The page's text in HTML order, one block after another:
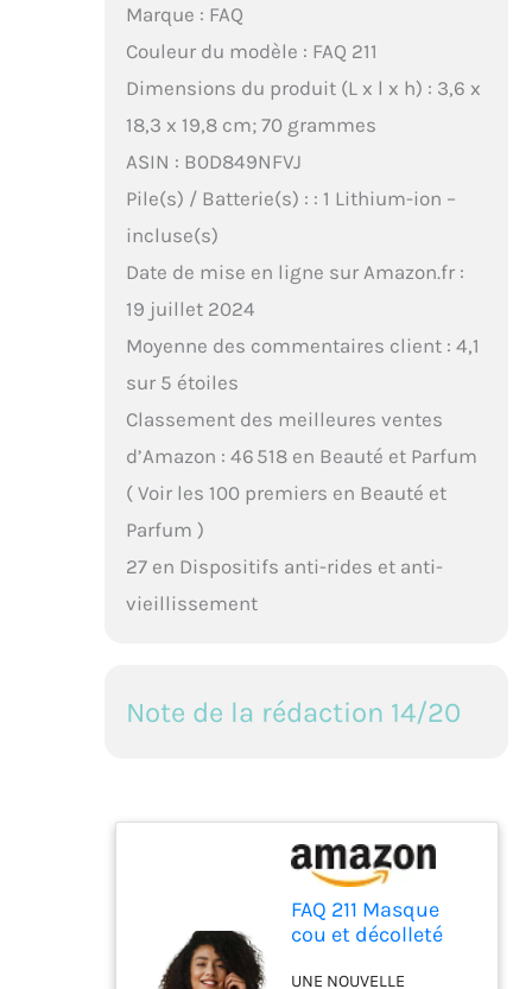
Marque : FAQ
Couleur du modèle : FAQ 211
Dimensions du produit (L x l x h) : 3,6 x
18,3 x 19,8 cm; 70 grammes
ASIN : B0D849NFVJ
Pile(s) / Batterie(s) : : 1 Lithium-ion –
incluse(s)
Date de mise en ligne sur Amazon.fr :
19 juillet 2024
Moyenne des commentaires client : 4,1
sur 5 étoiles
Classement des meilleures ventes
d’Amazon : 46 518 en Beauté et Parfum
( Voir les 100 premiers en Beauté et
Parfum )
27 en Dispositifs anti-rides et anti-
vieillissement
Note de la rédaction 14/20
FAQ 211 Masque
cou et décolleté
UNE NOUVELLE